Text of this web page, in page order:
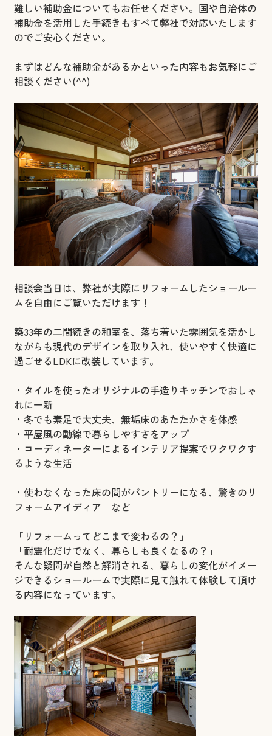
難しい補助金についてもお任せください。国や自治体の
補助金を活用した手続きもすべて弊社で対応いたします
のでご安心ください。
まずはどんな補助金があるかといった内容もお気軽にご
相談ください(^^)
相談会当日は、弊社が実際にリフォームしたショールー
ムを自由にご覧いただけます！
築33年の二間続きの和室を、落ち着いた雰囲気を活かし
ながらも現代のデザインを取り入れ、使いやすく快適に
過ごせるLDKに改装しています。
・タイルを使ったオリジナルの手造りキッチンでおしゃ
れに一新
・冬でも素足で大丈夫、無垢床のあたたかさを体感
・平屋風の動線で暮らしやすさをアップ
・コーディネーターによるインテリア提案でワクワクす
るような生活
・使わなくなった床の間がパントリーになる、驚きのリ
フォームアイディア など
「リフォームってどこまで変わるの？」
「耐震化だけでなく、暮らしも良くなるの？」
そんな疑問が自然と解消される、暮らしの変化がイメー
ジできるショールームで実際に見て触れて体験して頂け
る内容になっています。